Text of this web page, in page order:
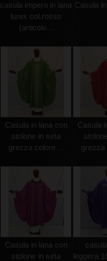
casula impero in lana
lurex col.rosso
(articolo...
Casula
Casula in lana con
stolone in seta
grezza colore ...
Casula
Casula in lana con
stolone in seta
leggera